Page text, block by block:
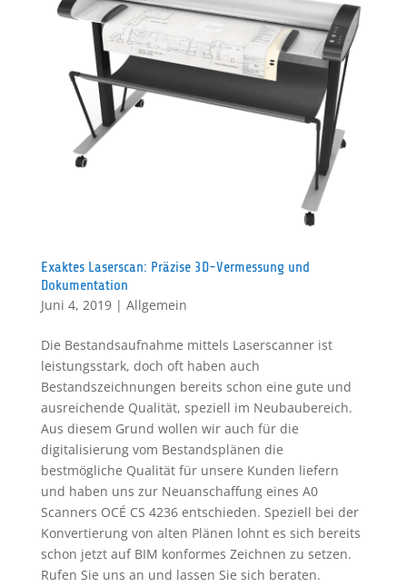
Exaktes Laserscan: Präzise 3D-Vermessung und
Dokumentation
Juni 4, 2019| Allgemein
Die Bestandsaufnahme mittels Laserscanner ist
leistungsstark, doch oft haben auch
Bestandszeichnungen bereits schon eine gute und
ausreichende Qualität, speziell im Neubaubereich.
Aus diesem Grund wollen wir auch für die
digitalisierung vom Bestandsplänen die
bestmögliche Qualität für unsere Kunden liefern
und haben uns zur Neuanschaffung eines A0
Scanners OCÉ CS 4236 entschieden. Speziell bei der
Konvertierung von alten Plänen lohnt es sich bereits
schon jetzt auf BIM konformes Zeichnen zu setzen.
Rufen Sie uns an und lassen Sie sich beraten.